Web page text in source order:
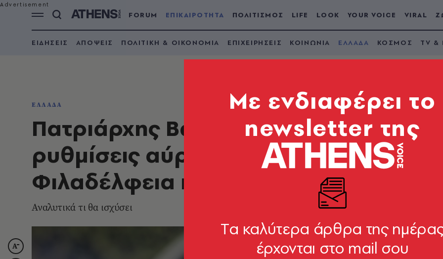
FORUM ΕΠΙΚΑΙΡΟΤΗΤΑ ΠΟΛΙΤΙΣΜΟΣ LIFE LOOK YOUR VOICE VIRAL
ΕΙΔΗΣΕΙΣ ΑΠΟΨΕΙΣ ΠΟΛΙΤΙΚΗ & ΟΙΚΟΝΟΜΙΑ ΕΠΙΧΕΙΡΗΣΕΙΣ ΚΟΙΝΩΝΙΑ ΕΛΛΑΔΑ ΚΟΣΜΟΣ TV &
ΕΛΛΑΔΑ
Πατριάρχης Βαρθολομαίος:
ρυθμίσεις αύριο σε Περιστέρι, Νέα
Φιλαδέλφεια και Νέα Ιωνία
Αναλυτικά τι θα ισχύσει
Mε ενδιαφέρει το
newsletter της
Tα καλύτερα άρθρα της
έρχονται στο mail σου